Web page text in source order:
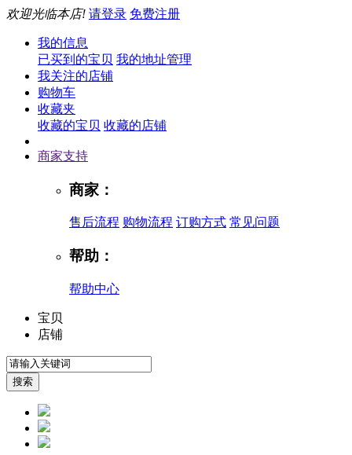
欢迎光临本店! 请登录 免费注册
我的信息
已买到的宝贝 我的地址管理
我关注的店铺
购物车
收藏夹
收藏的宝贝 收藏的店铺
商家支持
商家：
售后流程 购物流程 订购方式 常见问题
帮助：
帮助中心
宝贝
店铺